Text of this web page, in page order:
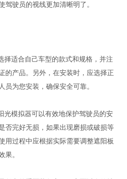
驾驶员的视线更加清晰明了。
适合自己车型的款式和规格，并注
的产品。另外，在安装时，应选择正
员为您安装，确保安全可靠。
模拟器可以有效地保护驾驶员的安
否完好无损，如果出现磨损或破损等
用过程中应根据实际需要调整遮阳板
果。